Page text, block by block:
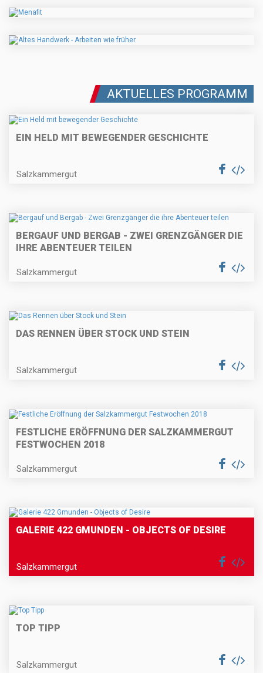
AKTUELLES PROGRAMM
EIN HELD MIT BEWEGENDER GESCHICHTE
Salzkammergut
BERGAUF UND BERGAB - ZWEI GRENZGÄNGER DIE
IHRE ABENTEUER TEILEN
Salzkammergut
DAS RENNEN ÜBER STOCK UND STEIN
Salzkammergut
FESTLICHE ERÖFFNUNG DER SALZKAMMERGUT
FESTWOCHEN 2018
Salzkammergut
GALERIE 422 GMUNDEN - OBJECTS OF DESIRE
Salzkammergut
TOP TIPP
Salzkammergut